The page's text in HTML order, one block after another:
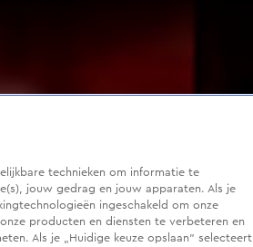
technieken om informatie te
jouw gedrag en jouw apparaten. Als je
ingeschakeld om onze
producten en diensten te verbeteren en
Als je „Huidige keuze opslaan” selecteert